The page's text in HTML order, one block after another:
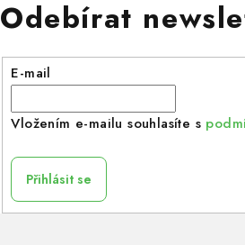
Odebírat
E-mail
Vložením e-mailu souhlasíte s
Přihlásit se